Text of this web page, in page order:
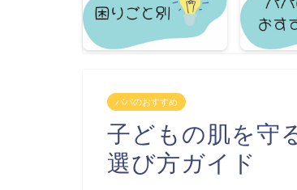
パパのおすすめ
子どもの肌を守
選び方ガイド